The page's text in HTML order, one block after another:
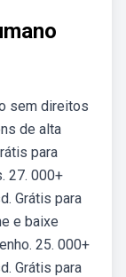
sem direitos
de alta
para
27. 000+
Grátis para
e baixe
25. 000+
Grátis para